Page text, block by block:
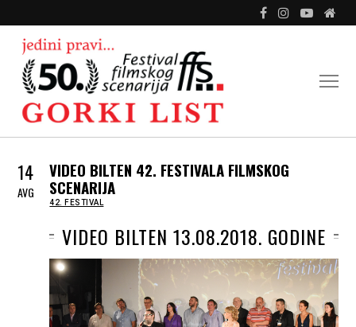
14
AVG
VIDEO BILTEN 42. FESTIVALA FILMSKOG
SCENARIJA
IN
42. FESTIVAL
VIDEO BILTEN 13.08.2018. GODINE